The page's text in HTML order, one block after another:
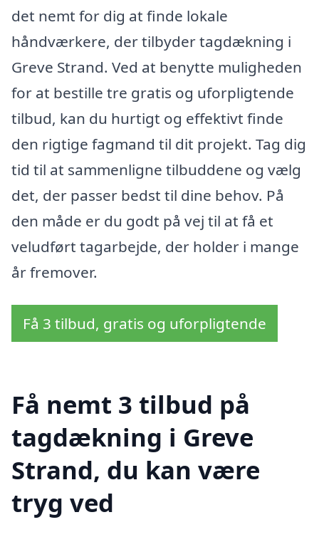
det nemt for dig at finde lokale
håndværkere, der tilbyder tagdækning i
Greve Strand. Ved at benytte muligheden
for at bestille tre gratis og uforpligtende
tilbud, kan du hurtigt og effektivt finde
den rigtige fagmand til dit projekt. Tag dig
tid til at sammenligne tilbuddene og vælg
det, der passer bedst til dine behov. På
den måde er du godt på vej til at få et
veludført tagarbejde, der holder i mange
år fremover.
Få 3 tilbud, gratis og uforpligtende
Få nemt 3 tilbud på
tagdækning i Greve
Strand, du kan være
tryg ved